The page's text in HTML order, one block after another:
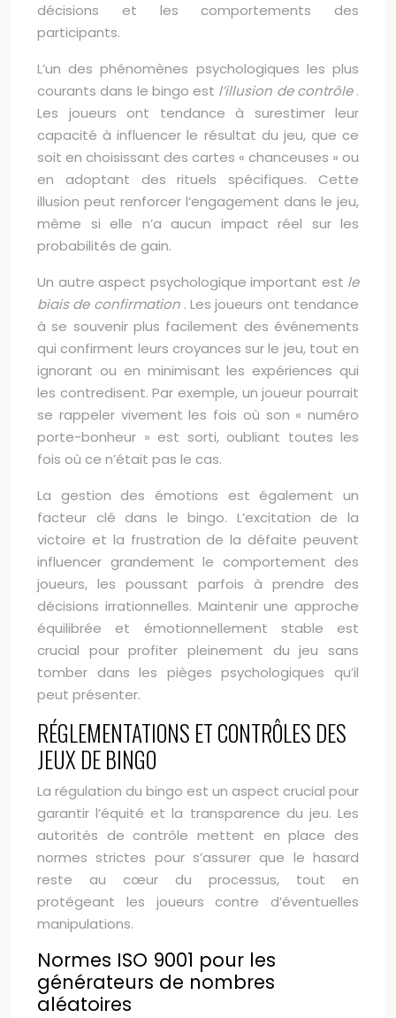
décisions et les comportements des
participants.
L’un des phénomènes psychologiques les plus
courants dans le bingo est l’illusion de contrôle.
Les joueurs ont tendance à surestimer leur
capacité à influencer le résultat du jeu, que ce
soit en choisissant des cartes « chanceuses » ou
en adoptant des rituels spécifiques. Cette
illusion peut renforcer l’engagement dans le jeu,
même si elle n’a aucun impact réel sur les
probabilités de gain.
Un autre aspect psychologique important est le
biais de confirmation . Les joueurs ont tendance
à se souvenir plus facilement des événements
qui confirment leurs croyances sur le jeu, tout en
ignorant ou en minimisant les expériences qui
les contredisent. Par exemple, un joueur pourrait
se rappeler vivement les fois où son « numéro
porte-bonheur » est sorti, oubliant toutes les
fois où ce n’était pas le cas.
La gestion des émotions est également un
facteur clé dans le bingo. L’excitation de la
victoire et la frustration de la défaite peuvent
influencer grandement le comportement des
joueurs, les poussant parfois à prendre des
décisions irrationnelles. Maintenir une approche
équilibrée et émotionnellement stable est
crucial pour profiter pleinement du jeu sans
tomber dans les pièges psychologiques qu’il
peut présenter.
RÉGLEMENTATIONS ET CONTRÔLES DES
JEUX DE BINGO
La régulation du bingo est un aspect crucial pour
garantir l’équité et la transparence du jeu. Les
autorités de contrôle mettent en place des
normes strictes pour s’assurer que le hasard
reste au cœur du processus, tout en
protégeant les joueurs contre d’éventuelles
manipulations.
Normes ISO 9001 pour les
générateurs de nombres
aléatoires